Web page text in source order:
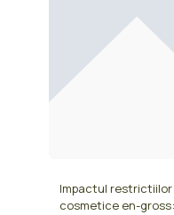
Impactul restrictiilor
cosmetice en-